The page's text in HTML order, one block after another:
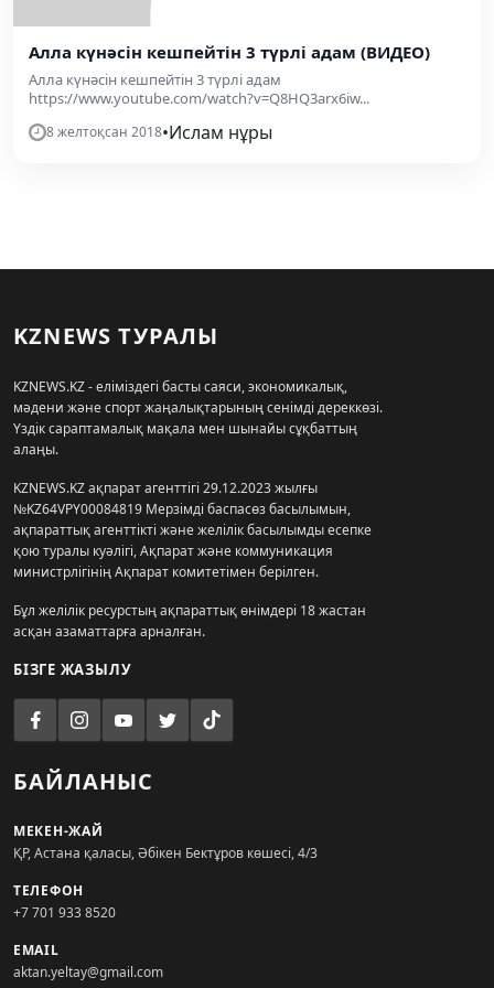
Алла күнәсін кешпейтін 3 түрлі адам (ВИДЕО)
Алла күнәсін кешпейтін 3 түрлі адам
https://www.youtube.com/watch?v=Q8HQ3arx6iw...
8 желтоқсан 2018•Ислам нұры
KZNEWS ТУРАЛЫ
KZNEWS.KZ - еліміздегі басты саяси, экономикалық,
мәдени және спорт жаңалықтарының сенімді дереккөзі.
Үздік сараптамалық мақала мен шынайы сұқбаттың
алаңы.
KZNEWS.KZ ақпарат агенттігі 29.12.2023 жылғы
№KZ64VPY00084819 Мерзімді баспасөз басылымын,
ақпараттық агенттікті және желілік басылымды есепке
қою туралы куәлігі, Ақпарат және коммуникация
министрлігінің Ақпарат комитетімен берілген.
Бұл желілік ресурстың ақпараттық өнімдері 18 жастан
асқан азаматтарға арналған.
БІЗГЕ ЖАЗЫЛУ
БАЙЛАНЫС
МЕКЕН-ЖАЙ
ҚР, Астана қаласы, Әбікен Бектұров көшесі, 4/3
ТЕЛЕФОН
+7 701 933 8520
EMAIL
aktan.yeltay@gmail.com